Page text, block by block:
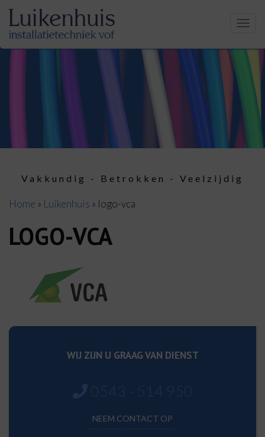
Vakkundig - Betrokken - Veelzijdig
Home » Luikenhuis » logo-vca
LOGO-VCA
WIJ ZIJN U GRAAG VAN DIENST
NEEM CONTACT OP